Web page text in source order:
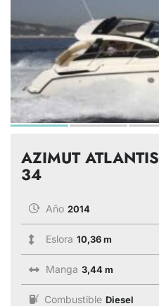
AZIMUT ATLANTIS
34
Año 2014
Eslora 10,36 m
Manga 3,44 m
Combustible Diesel